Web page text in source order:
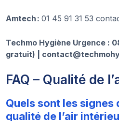
Amtech : 01 45 91 31 53
Techmo Hygiène Urgence :
gratuit) |
FAQ – Qualité de
Quels sont les signes
qualité de l’air